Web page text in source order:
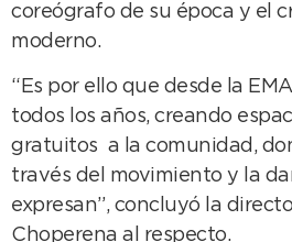
coreógrafo de su época y el
moderno.
“Es por ello que desde la
todos los años, creando
gratuitos a la comunidad,
través del movimiento y la
expresan”, concluyó la
Choperena al respecto.